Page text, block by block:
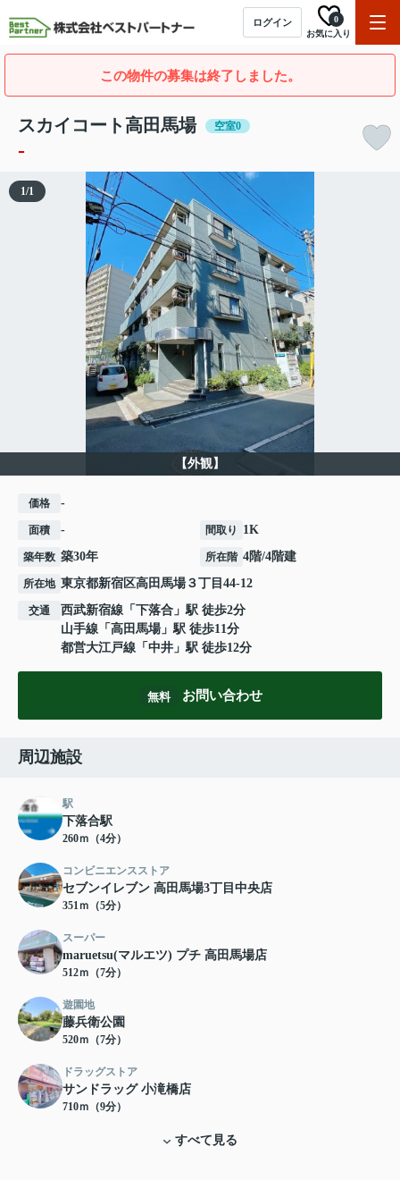
ログイン
お気に入り
0
この物件の募集は終了しました。
スカイコート高田馬場 空室0
-
【外観】
1/1
価格 -
面積 - 間取り 1K
築年数 築30年 所在階 4階/4階建
所在地 東京都新宿区高田馬場３丁目44-12
交通 西武新宿線 「 下落合 」駅 徒歩2分
山手線 「 高田馬場」駅 徒歩11分
都営大江戸線 「 中井 」駅 徒歩12分
無料 お問い合わせ
周辺施設
駅
下落合駅
260ｍ（4分）
コンビニエンスストア
セブンイレブン 高田馬場3丁目中央店
351ｍ（5分）
スーパー
maruetsu(マルエツ) プチ 高田馬場店
512ｍ（7分）
遊園地
藤兵衛公園
520ｍ（7分）
ドラッグストア
サンドラッグ 小滝橋店
710ｍ（9分）
すべて見る